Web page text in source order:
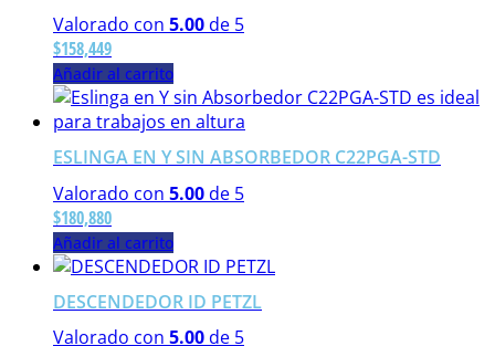
Valorado con 5.00de 5
$158,449
Añadir al carrito
ESLINGA EN Y SIN ABSORBEDOR C22PGA-STD
Valorado con 5.00de 5
$180,880
Añadir al carrito
DESCENDEDOR ID PETZL
Valorado con 5.00de 5